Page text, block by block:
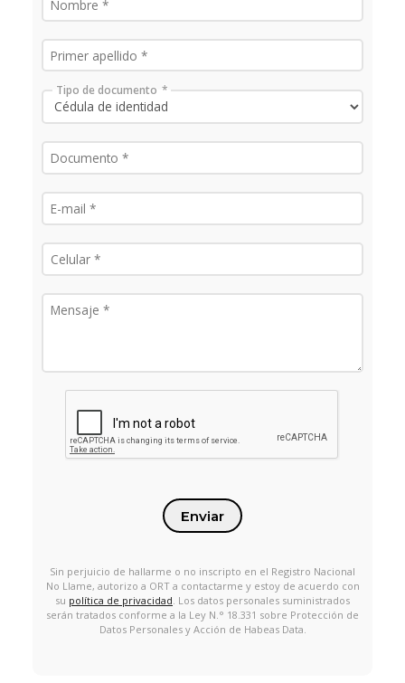
Tipo de documento
Enviar
Sin perjuicio de hallarme o no inscripto en el Registro Nacional
No Llame, autorizo a ORT a contactarme y estoy de acuerdo con
su política de privacidad . Los datos personales suministrados
serán tratados conforme a la Ley N.° 18.331 sobre Protección de
Datos Personales y Acción de Habeas Data.